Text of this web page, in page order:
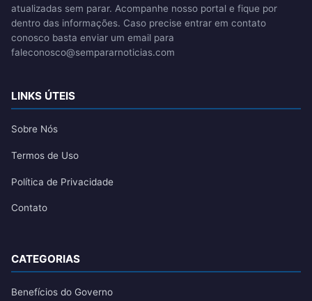
atualizadas sem parar. Acompanhe nosso portal e fique por
dentro das informações. Caso precise entrar em contato
conosco basta enviar um email para
faleconosco@sempararnoticias.com
LINKS ÚTEIS
Sobre Nós
Termos de Uso
Política de Privacidade
Contato
CATEGORIAS
Benefícios do Governo